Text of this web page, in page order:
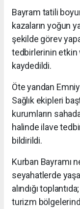
Bayram tatili
kazaların yoğun
şekilde görev
tedbirlerinin etkin
kaydedildi.
Öte yandan
Sağlık ekipleri
kurumların
halinde ilave
bildirildi.
Kurban Bayramı
seyahatlerde
alındığı
turizm